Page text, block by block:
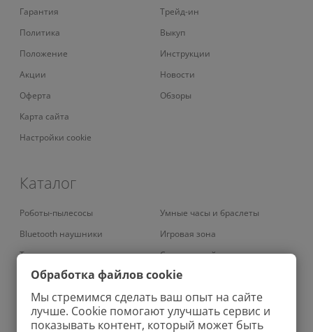
Гарантия
Политика
Положение
Акции
Оферта
Карта сайта
Настройки cookie
Трейд-ин
Выкуп
Инструкции
Новости
Обзоры
Каталог
Роботы-пылесосы
Bluetooth наушники
Телевизоры
Умные кондиционеры
Вертикальные пылесосы
Роботы-мойщики окон
Умные часы и браслеты
Игровая зона
Смарт-устройства
Умный дом
Аудио
Ноутбуки
Обработка файлов cookie
Мы стремимся сделать ваш опыт на сайте
лучше. Cookie помогают улучшать сервис и
показывать контент, который может быть